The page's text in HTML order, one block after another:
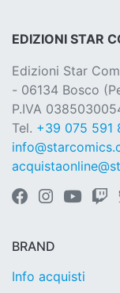
EDIZIONI STAR
Edizioni Star
- 06134 Bosco
P.IVA
Tel. +39 075 591
BRAND
Info acquisti